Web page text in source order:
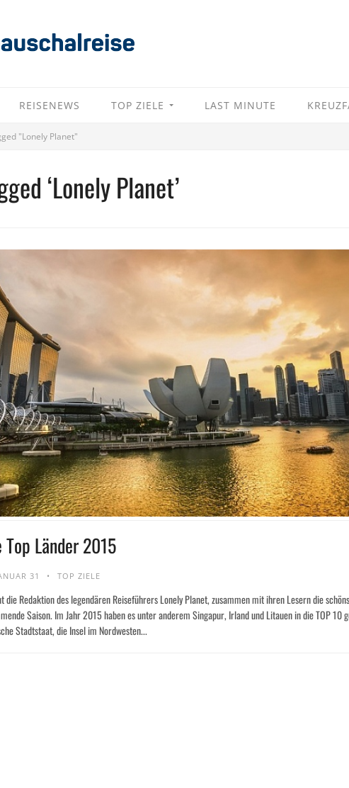
REISENEWS TOP ZIELE LAST MINUTE
"Lonely Planet"
‘Lonely Planet’
Länder 2015
31 TOP ZIELE
die Redaktion des legendären Reiseführers Lonely Planet, zusammen mit ihren Lesern die
Saison. Im Jahr 2015 haben es unter anderem Singapur, Irland und Litauen in die TOP 10
Stadtstaat, die Insel im Nordwesten...